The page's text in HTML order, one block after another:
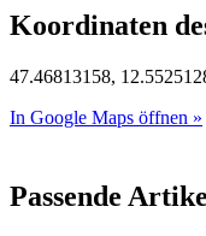
Koordinaten
47.46813158,
In Google Maps öffnen »
Passende